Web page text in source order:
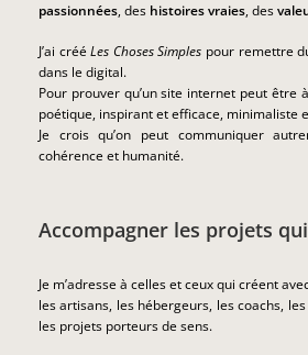
passionnées, des histoires vraies, des
J’ai crééLes Choses Simples pour remettre
dans le digital.
Pour prouver qu’un site internet peut être
poétique, inspirant et efficace, minimaliste
Je crois qu’on peut communiquer
cohérence et humanité.
Accompagner les projets
Je m’adresse à celles et ceux qui créent
les artisans, les hébergeurs, les coachs,
les projets porteurs de sens.